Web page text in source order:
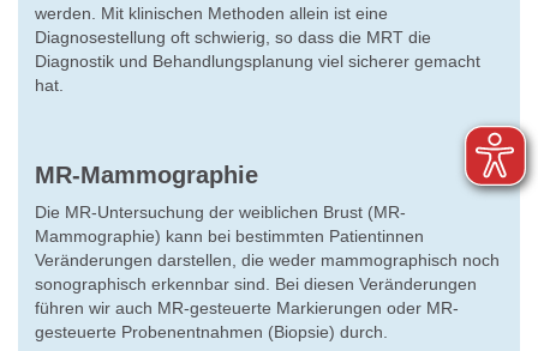
werden. Mit klinischen Methoden allein ist eine
Diagnosestellung oft schwierig, so dass die MRT die
Diagnostik und Behandlungsplanung viel sicherer gemacht
hat.
MR-Mammographie
Die MR-Untersuchung der weiblichen Brust (MR-
Mammographie) kann bei bestimmten Patientinnen
Veränderungen darstellen, die weder mammographisch noch
sonographisch erkennbar sind. Bei diesen Veränderungen
führen wir auch MR-gesteuerte Markierungen oder MR-
gesteuerte Probenentnahmen (Biopsie) durch.